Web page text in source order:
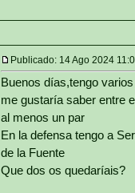
Publicado: 14 Ago 2024
Buenos días,tengo
me gustaría saber entre
al menos un par
En la defensa tengo a
de la Fuente
Que dos os quedaríais?